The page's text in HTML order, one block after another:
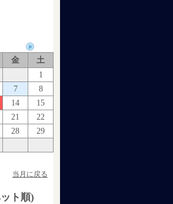
金
土
1
7
8
14
15
21
22
28
29
当月に戻る
ト順)